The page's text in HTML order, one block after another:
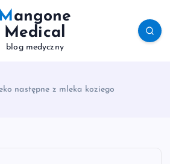
Mangone
Medical
blog medyczny
następne z mleka koziego